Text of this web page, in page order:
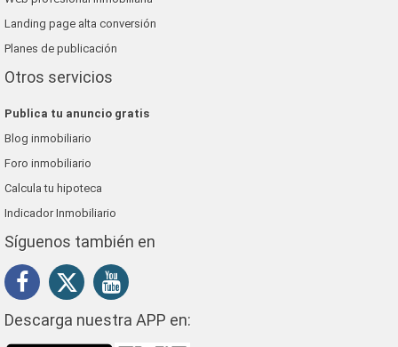
Landing page alta conversión
Planes de publicación
Otros servicios
Publica tu anuncio gratis
Blog inmobiliario
Foro inmobiliario
Calcula tu hipoteca
Indicador Inmobiliario
Síguenos también en
Descarga nuestra APP en: